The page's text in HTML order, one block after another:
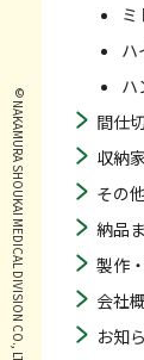
ハ
ハ
間仕
収納
その
納品
製作
会社
お知